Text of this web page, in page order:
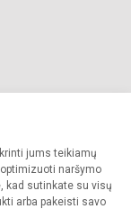
jums teikiamų
naršymo
kad sutinkate su visų
arba pakeisti savo
teisės saugomos.
griežtai draudžiama.